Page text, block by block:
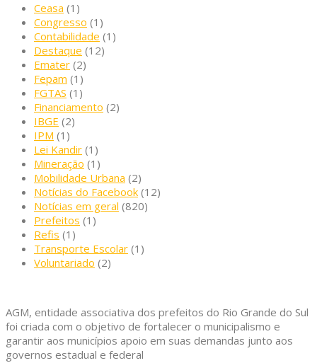
Ceasa (1)
Congresso (1)
Contabilidade (1)
Destaque (12)
Emater (2)
Fepam (1)
FGTAS (1)
Financiamento (2)
IBGE (2)
IPM (1)
Lei Kandir (1)
Mineração (1)
Mobilidade Urbana (2)
Notícias do Facebook (12)
Notícias em geral (820)
Prefeitos (1)
Refis (1)
Transporte Escolar (1)
Voluntariado (2)
AGM, entidade associativa dos prefeitos do Rio Grande do Sul
foi criada com o objetivo de fortalecer o municipalismo e
garantir aos municípios apoio em suas demandas junto aos
governos estadual e federal